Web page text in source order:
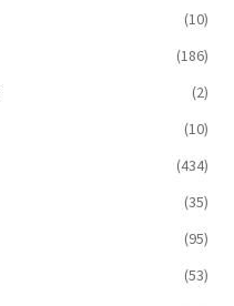
(10)
(186)
(2)
(10)
(434)
(35)
(95)
(53)